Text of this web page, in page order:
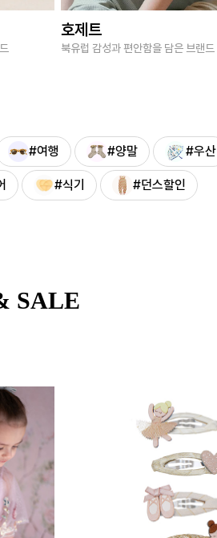
호제트
북유럽 감성과 편안함을 담은 브랜드
#여행 #양말 #우산
#식기 #던스할인
SALE